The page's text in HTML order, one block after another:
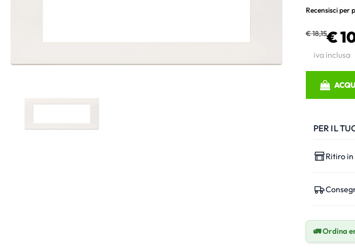
Recensisci per
€ 18,15€
iva inclusa
PER IL
Ritiro
🚛 Ordina